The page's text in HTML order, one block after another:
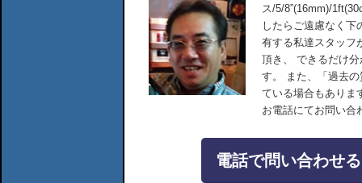
ス/5/8”(16mm)/
したらご遠慮なく下
有する私達スタッフ
頂き、 できるだけ
す。 また、「過去
ている場合もありま
お電話にてお問い合
電話で問い合わせ